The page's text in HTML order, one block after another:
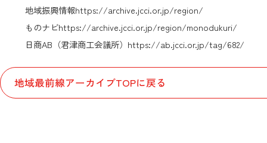
地域振興情報https://archive.jcci.or.jp/region/
ものナビhttps://archive.jcci.or.jp/region/monodukuri/
日商AB（君津商工会議所） https://ab.jcci.or.jp/tag/682/
地域最前線アーカイブTOPに戻る